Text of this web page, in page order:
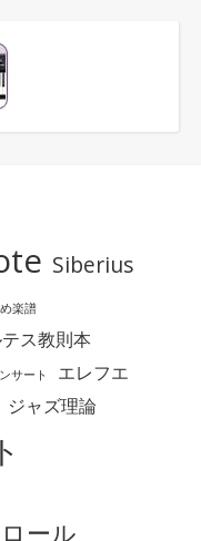
Siberius
楽譜
ス教則本
サート エレフエ
ジャズ理論
ール